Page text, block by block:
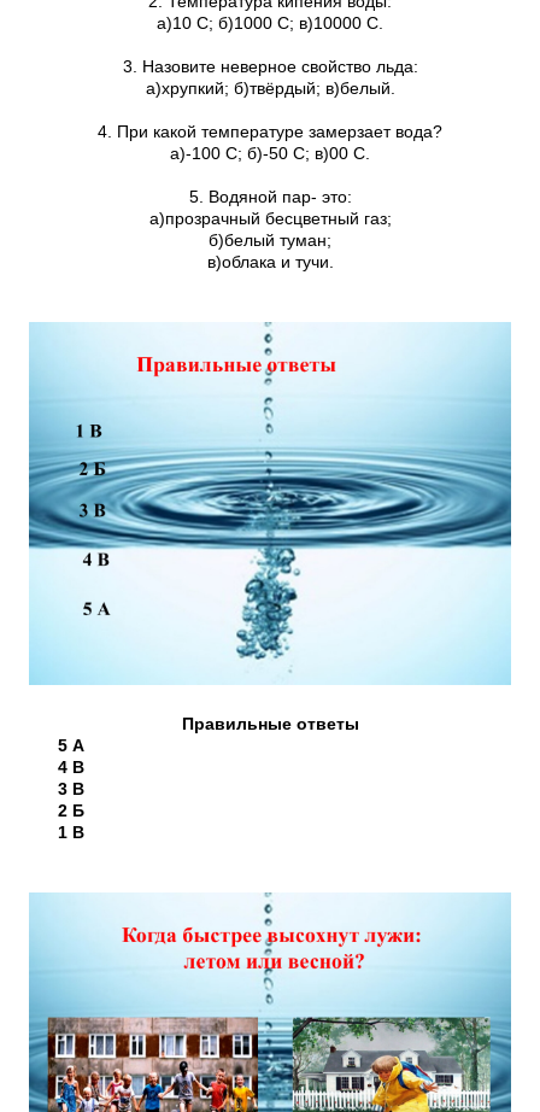
а)10 С; б)1000 С; в)10000 С.
3. Назовите неверное свойство льда:
а)хрупкий; б)твёрдый; в)белый.
4. При какой температуре замерзает вода?
а)-100 С; б)-50 С; в)00 С.
5. Водяной пар- это:
а)прозрачный бесцветный газ;
б)белый туман;
в)облака и тучи.
Правильные ответы
5 А
4 В
3 В
2 Б
1 В